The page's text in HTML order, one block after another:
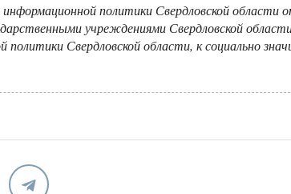
политики Свердловской области
учреждениями Свердловской
Свердловской области, к социально